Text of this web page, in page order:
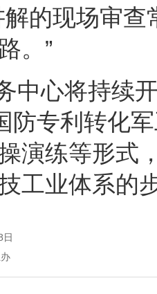
解的现场审
。”
中心将持续
防专利转化
演练等形式
工业体系的
日